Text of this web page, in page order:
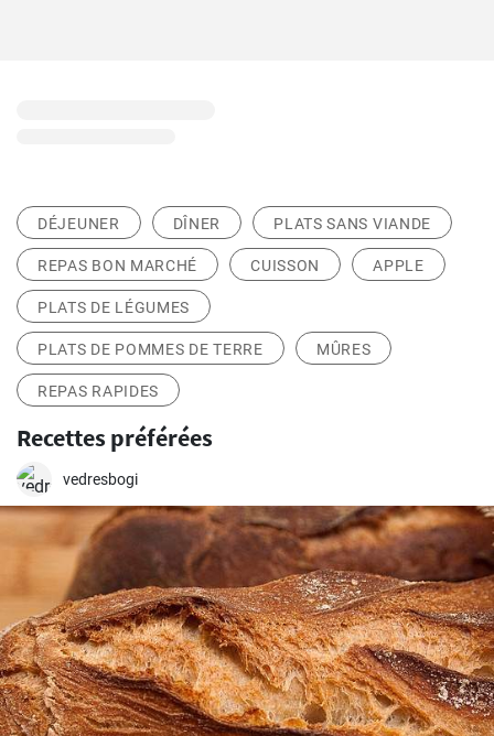
DÉJEUNER DÎNER PLATS SANS VIANDE
REPAS BON MARCHÉ CUISSON APPLE
PLATS DE LÉGUMES
PLATS DE POMMES DE TERRE MÛRES
REPAS RAPIDES
Recettes préférées
vedresbogi